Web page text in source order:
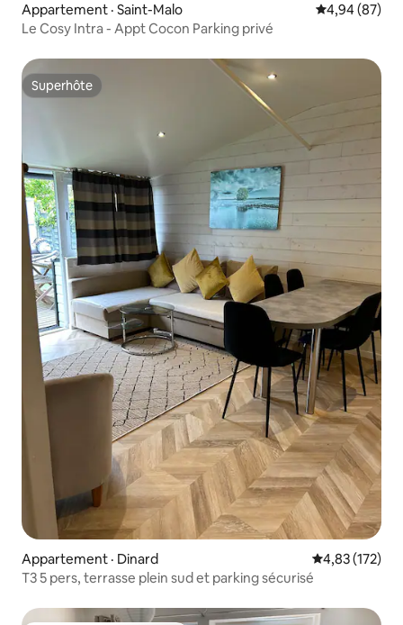
Appartement · Saint-Malo Note
4,94 (87)
Le Cosy Intra - Appt Cocon Parking privé
Superhôte
Superhôte
Appartement · Dinard Note
4,83 (172)
T3 5 pers, terrasse plein sud et parking sécurisé